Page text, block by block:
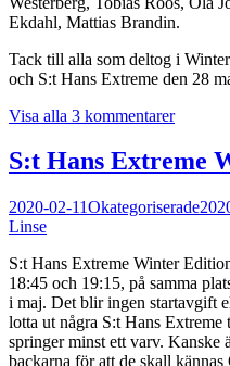
Ekdahl, Mattias Brandin.
Tack till alla som deltog i
och S:t Hans Extreme den 28
Visa alla 3 kommentarer
S:t Hans Extreme
2020-02-11Okategoriserade
Linse
S:t Hans Extreme Winter
18:45 och 19:15, på samma
i maj. Det blir ingen startavgift
lotta ut några S:t Hans
springer minst ett varv. Kanske
backarna för att de skall